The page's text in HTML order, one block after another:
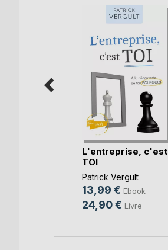
L'entreprise, c'est
TOI
Patrick Vergult
13,99 € Ebook
24,90 € Livre